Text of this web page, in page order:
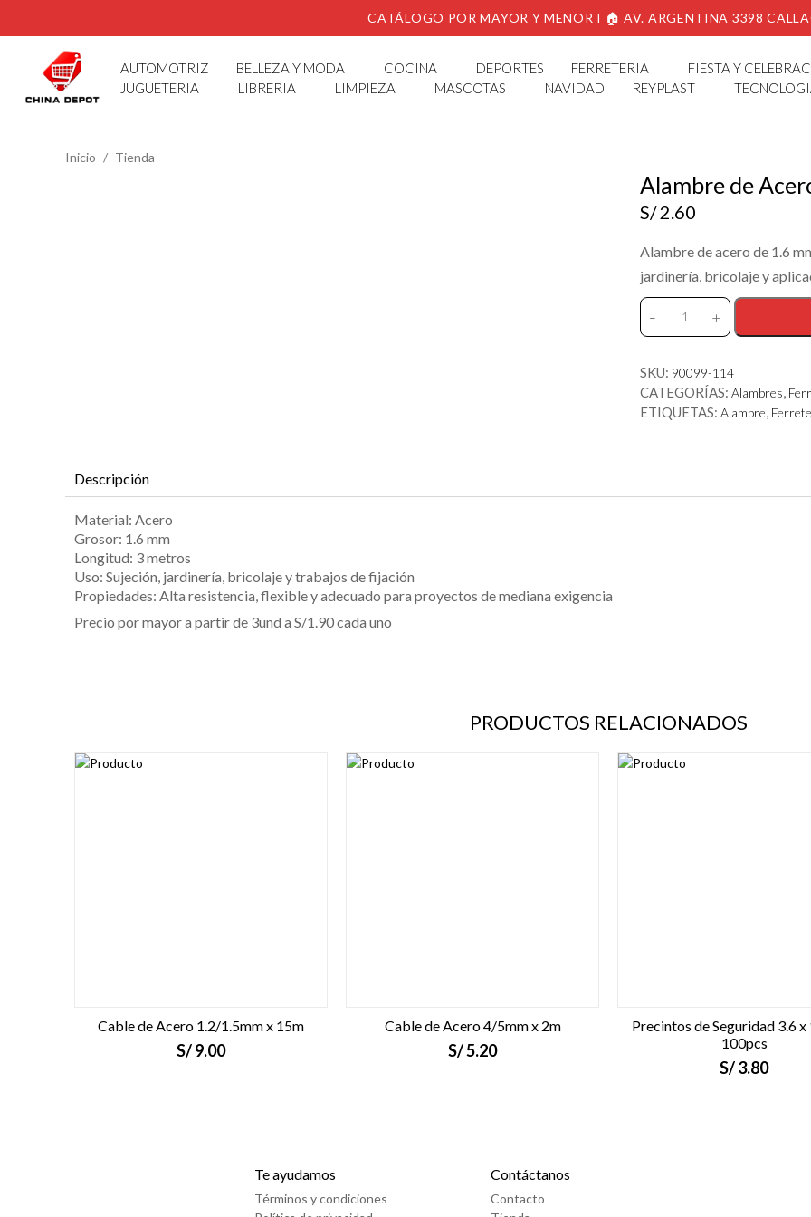
CATÁLOGO POR MAYOR Y MENOR I 🏠 AV. ARGENTINA 3398
AUTOMOTRIZ BELLEZA Y MODA COCINA DEPORTES FERRETERIA
FIESTA Y
JUGUETERIA
LIBRERIA LIMPIEZA MASCOTAS NAVIDAD REYPLAST
Inicio Tienda
Alambre de
S/2.60
Alambre de acero de 1.6
jardinería, bricolaje y
-
Alambre
1.6mmx3m
cantidad
+
SKU: 90099-114
CATEGORÍAS: Alambres,
ETIQUETAS: Alambre,
Descripción
Material: Acero
Grosor: 1.6 mm
Longitud: 3 metros
Uso: Sujeción, jardinería, bricolaje y trabajos de fijación
Propiedades: Alta resistencia, flexible y adecuado para proyectos de mediana exigencia
Precio por mayor a partir de 3und a S/1.90 cada uno
PRODUCTOS RELACIONADOS
Cable de Acero 1.2/1.5mm x 15m
S/9.00
Cable de Acero 4/5mm x 2m
S/5.20
Precintos de Seguridad 3.6
100pcs
S/3.80
Te ayudamos
Términos y condiciones
Contáctanos
Contacto